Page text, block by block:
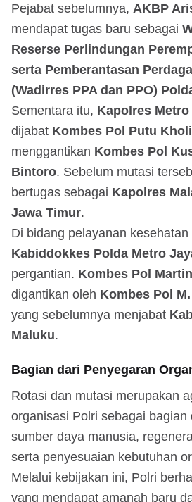
Pejabat sebelumnya, AKBP
mendapat tugas baru sebagai
Reserse Perlindungan
serta Pemberantasan
(Wadirres PPA dan PPO)
Sementara itu, Kapolres
dijabat Kombes Pol Putu
menggantikan Kombes Pol
Bintoro. Sebelum mutasi
bertugas sebagai Kapolres
Jawa Timur.
Di bidang pelayanan
Kabiddokkes Polda Metro
pergantian. Kombes Pol
digantikan oleh Kombes Pol
yang sebelumnya menjabat
Maluku.
Bagian dari Penyegaran
Rotasi dan mutasi merupakan
organisasi Polri sebagai bagian
sumber daya manusia,
serta penyesuaian kebutuhan
Melalui kebijakan ini, Polri
yang mendapat amanah baru